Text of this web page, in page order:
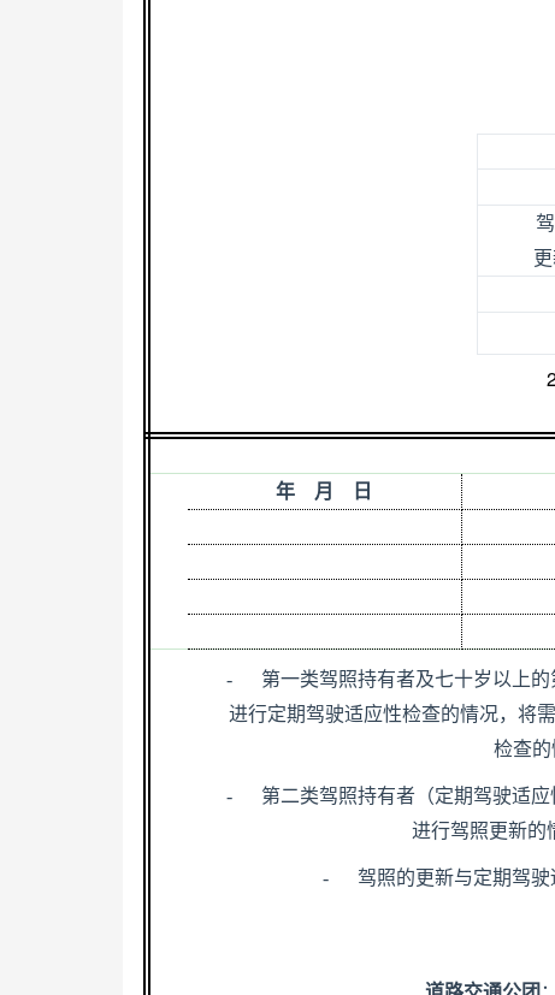
驾
年 月 日
-
第一类驾照持有者及七十岁以上
进行定期驾驶适应性检查的情况，将
检查的
-
第二类驾照持有者（定期驾驶适
进行驾照更新的
- 驾照的更新与定期驾驶